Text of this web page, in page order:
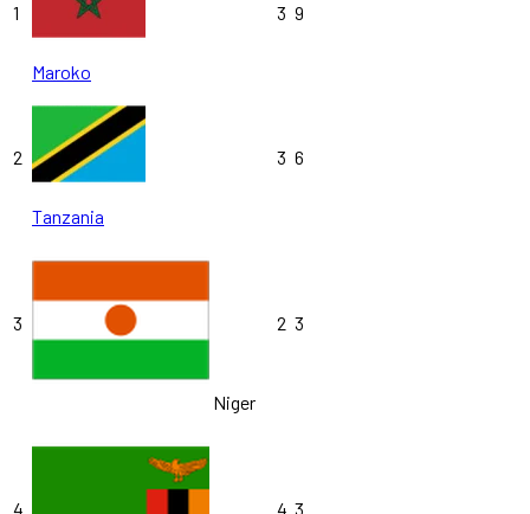
1
Maroko
3 9
2
Tanzania
3 6
3
Niger
2 3
4 4 3